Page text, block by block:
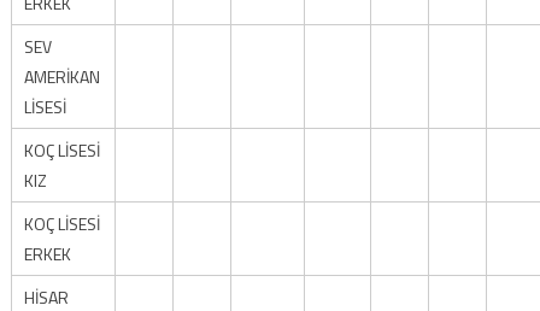
SEV
AMERİKAN
LİSESİ
KOÇ LİSESİ
KIZ
KOÇ LİSESİ
ERKEK
HİSAR